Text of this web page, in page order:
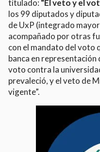
titulado: “El veto y el
los 99 diputados y
de UxP (integrado
acompañado por otras
con el mandato del voto
banca en representación
voto contra la
prevaleció, y el veto de
vigente”.